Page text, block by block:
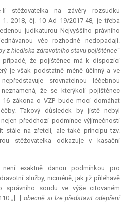
li stěžovatelka na závěry rozsudku
2018, čj. 10 Ad 19/2017-48, je třeba
judikaturou Nejvyššího právního
věc rozhodně nedopadají.
z hlediska zdravotního stavu pojištěnce“
že pojištěnec má k dispozici
je však podstatně méně účinný a ve
srovnatelnou léčebnou
že se kterýkoli pojištěnec
zákona o VZP bude moci domáhat
Takový důsledek by jistě nebyl
předchozí podmínce výjimečnosti
stále na zřeteli, ale také principu tzv.
stěžovatelka odkazuje v kasační
není exaktně danou podmínkou pro
služby, nicméně, jak již přiléhavě
správního soudu ve výše citovaném
„[…]obecně si lze představit odepření